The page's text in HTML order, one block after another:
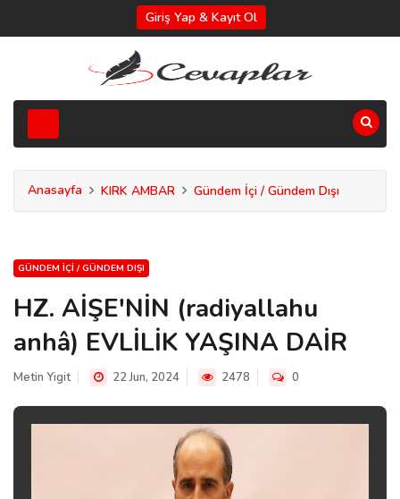
Giriş Yap & Kayıt Ol
Anasayfa KIRK AMBAR Gündem İçi / Gündem Dışı
GÜNDEM İÇI / GÜNDEM DIŞI
HZ. AİŞE'NİN (radiyallahu
anhâ) EVLİLİK YAŞINA DAİR
Metin Yigit 22 Jun, 2024 2478 0